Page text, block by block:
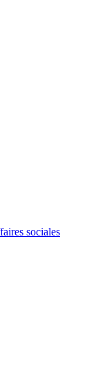
sociales